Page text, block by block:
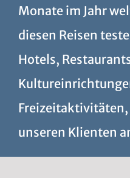
Monate im Jahr
diesen Reisen
Hotels,
unseren Klienten